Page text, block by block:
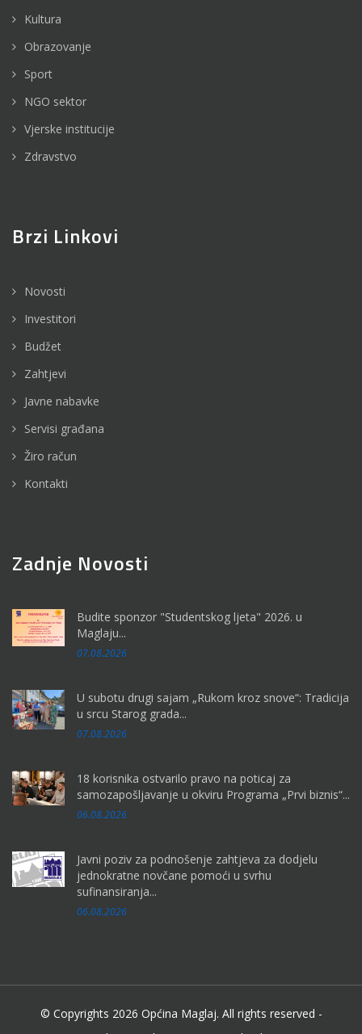
Kultura
Obrazovanje
Sport
NGO sektor
Vjerske institucije
Zdravstvo
Brzi Linkovi
Novosti
Investitori
Budžet
Zahtjevi
Javne nabavke
Servisi građana
Žiro račun
Kontakti
Zadnje Novosti
Budite sponzor "Studentskog ljeta" 2026. u
Maglaju...
07.08.2026
U subotu drugi sajam „Rukom kroz snove“: Tradicija
u srcu Starog grada...
07.08.2026
18 korisnika ostvarilo pravo na poticaj za
samozapošljavanje u okviru Programa „Prvi biznis“...
06.08.2026
Javni poziv za podnošenje zahtjeva za dodjelu
jednokratne novčane pomoći u svrhu
sufinansiranja...
06.08.2026
© Copyrights 2026 Općina Maglaj. All rights reserved -